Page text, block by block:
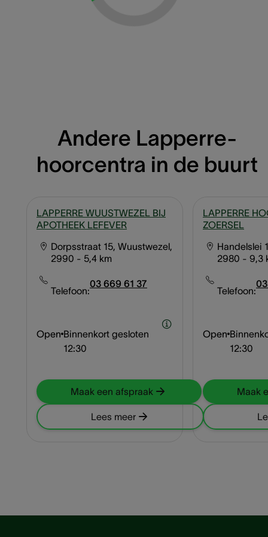
Andere Lapperre-
hoorcentra in de buurt
LAPPERRE WUUSTWEZEL BIJ
APOTHEEK LEFEVER
Dorpsstraat 15, Wuustwezel,
2990 - 5,4 km
Telefoon:
03 669 61 37
Open Binnenkort gesloten
12:30
Maak een afspraak
Lees meer
LAPPERRE
ZOERSEL
Handelslei
2980 - 9,3
Telefoon:
Open
12:30
Maak